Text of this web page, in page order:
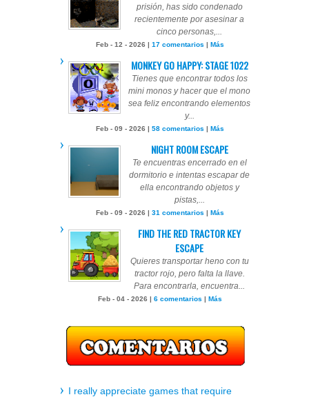
prisión, has sido condenado
recientemente por asesinar a
cinco personas,...
Feb - 12 - 2026 | 17 comentarios | Más
MONKEY GO HAPPY: STAGE 1022
Tienes que encontrar todos los
mini monos y hacer que el mono
sea feliz encontrando elementos
y...
Feb - 09 - 2026 | 58 comentarios | Más
NIGHT ROOM ESCAPE
Te encuentras encerrado en el
dormitorio e intentas escapar de
ella encontrando objetos y
pistas,...
Feb - 09 - 2026 | 31 comentarios | Más
FIND THE RED TRACTOR KEY
ESCAPE
Quieres transportar heno con tu
tractor rojo, pero falta la llave.
Para encontrarla, encuentra...
Feb - 04 - 2026 | 6 comentarios | Más
I really appreciate games that require